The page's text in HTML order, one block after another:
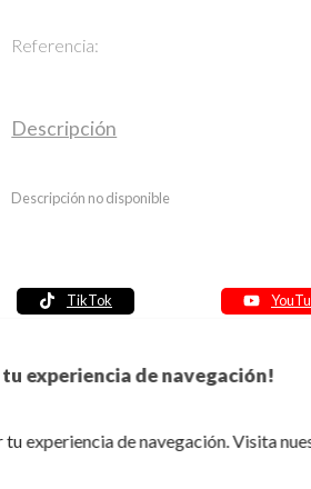
tu experiencia de navegación!
experiencia de navegación. Visita
Referencia:
Descripción
Descripción no disponible
TikTok
Política de seguridad